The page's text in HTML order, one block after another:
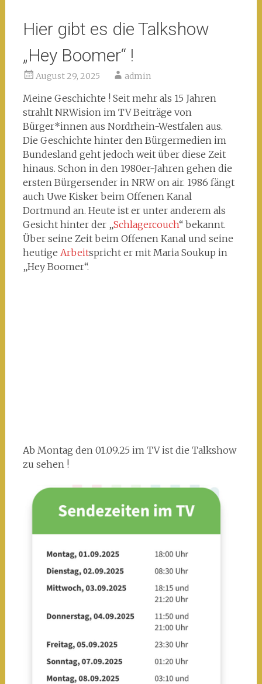
Hier gibt es die Talkshow
„Hey Boomer“ !
August 29, 2025 admin
Meine Geschichte ! Seit mehr als 15 Jahren
strahlt NRWision im TV Beiträge von
Bürger*innen aus Nordrhein-Westfalen aus.
Die Geschichte hinter den Bürgermedien im
Bundesland geht jedoch weit über diese Zeit
hinaus. Schon in den 1980er-Jahren gehen die
ersten Bürgersender in NRW on air. 1986 fängt
auch Uwe Kisker beim Offenen Kanal
Dortmund an. Heute ist er unter anderem als
Gesicht hinter der „Schlagercouch“ bekannt.
Über seine Zeit beim Offenen Kanal und seine
heutige Arbeitspricht er mit Maria Soukup in
„Hey Boomer“.
Ab Montag den 01.09.25 im TV ist die Talkshow
zu sehen !